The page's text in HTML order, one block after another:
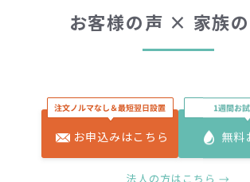
お客様の声 × 家族
お申込みはこちら 無料
法人の方はこちら →